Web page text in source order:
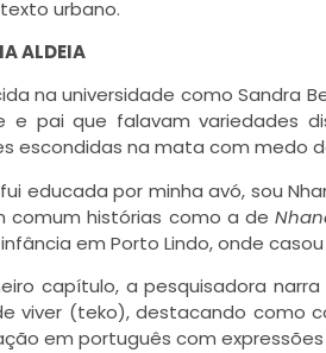
urbano.
ALDEIA
na universidade como Sandra
e pai que falavam variedades
escondidas na mata com medo
educada por minha avó, sou
comum histórias como a de
em Porto Lindo, onde
capítulo, a pesquisadora
viver (teko), destacando como
em português com